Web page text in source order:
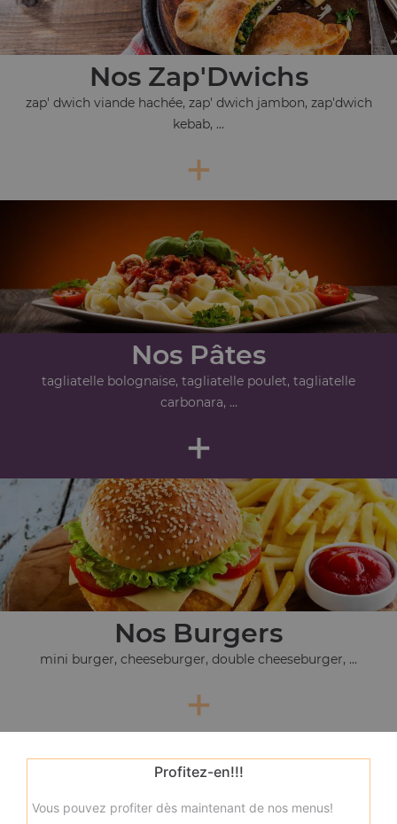
Nos Zap'Dwichs
zap' dwich viande hachée, zap' dwich jambon, zap'dwich
kebab, ...
+
Nos Pâtes
tagliatelle bolognaise, tagliatelle poulet, tagliatelle
carbonara, ...
+
Nos Burgers
mini burger, cheeseburger, double cheeseburger, ...
+
Profitez-en!!!
Vous pouvez profiter dès maintenant de nos menus!